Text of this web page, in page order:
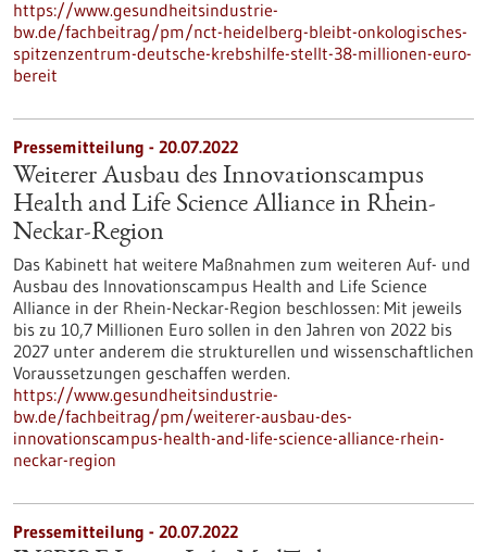
https://www.gesundheitsindustrie-
bw.de/fachbeitrag/pm/nct-heidelberg-bleibt-onkologisches-
spitzenzentrum-deutsche-krebshilfe-stellt-38-millionen-euro-
bereit
Pressemitteilung - 20.07.2022
Weiterer Ausbau des Innovationscampus
Health and Life Science Alliance in Rhein-
Neckar-Region
Das Kabinett hat weitere Maßnahmen zum weiteren Auf- und
Ausbau des Innovationscampus Health and Life Science
Alliance in der Rhein-Neckar-Region beschlossen: Mit jeweils
bis zu 10,7 Millionen Euro sollen in den Jahren von 2022 bis
2027 unter anderem die strukturellen und wissenschaftlichen
Voraussetzungen geschaffen werden.
https://www.gesundheitsindustrie-
bw.de/fachbeitrag/pm/weiterer-ausbau-des-
innovationscampus-health-and-life-science-alliance-rhein-
neckar-region
Pressemitteilung - 20.07.2022